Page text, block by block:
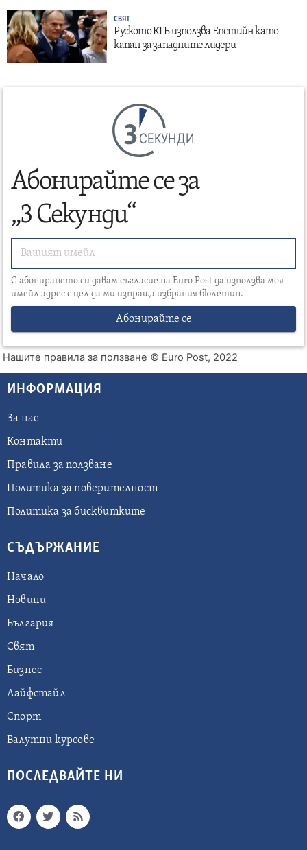
СВЯТ
Руското КГБ използва Епстийн като
капан за западните лидери
СЕКУНДИ
Абонирайте се за
„3 Секунди“
С абонирането си давам съгласие на Euro Post да използва моя
имейл адрес с цел да ми изпраща избрания бюлетин.
Абонирайте се
Нашите правила за ползване © Euro Post, 2022
ИНФОРМАЦИЯ
За нас
Контакти
Правила за ползване
Политика за поверителност
Политика за бисквитките
СЪДЪРЖАНИЕ
Начало
Новини
България
Свят
Бизнес
Лайфстайл
Спорт
Валутни курсове
ПОСЛЕДВАЙТЕ НИ